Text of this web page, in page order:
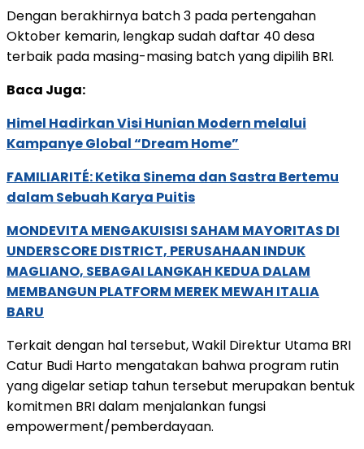
Dengan berakhirnya batch 3 pada pertengahan
Oktober kemarin, lengkap sudah daftar 40 desa
terbaik pada masing-masing batch yang dipilih BRI.
Baca Juga:
Himel Hadirkan Visi Hunian Modern melalui
Kampanye Global “Dream Home”
FAMILIARITÉ: Ketika Sinema dan Sastra Bertemu
dalam Sebuah Karya Puitis
MONDEVITA MENGAKUISISI SAHAM MAYORITAS DI
UNDERSCORE DISTRICT, PERUSAHAAN INDUK
MAGLIANO, SEBAGAI LANGKAH KEDUA DALAM
MEMBANGUN PLATFORM MEREK MEWAH ITALIA
BARU
Terkait dengan hal tersebut, Wakil Direktur Utama BRI
Catur Budi Harto mengatakan bahwa program rutin
yang digelar setiap tahun tersebut merupakan bentuk
komitmen BRI dalam menjalankan fungsi
empowerment/pemberdayaan.